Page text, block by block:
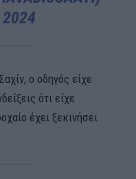
2024
ο οδηγός είχε
ότι είχε
έχει ξεκινήσει